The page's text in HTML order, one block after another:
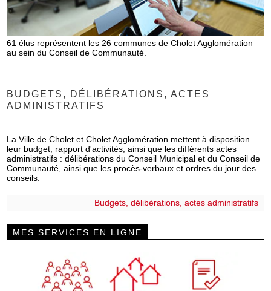
61 élus représentent les 26 communes de Cholet Agglomération
au sein du Conseil de Communauté.
BUDGETS, DÉLIBÉRATIONS, ACTES
ADMINISTRATIFS
La Ville de Cholet et Cholet Agglomération mettent à disposition
leur budget, rapport d'activités, ainsi que les différents actes
administratifs : délibérations du Conseil Municipal et du Conseil de
Communauté, ainsi que les procès-verbaux et ordres du jour des
conseils.
Budgets, délibérations, actes administratifs
MES SERVICES EN LIGNE